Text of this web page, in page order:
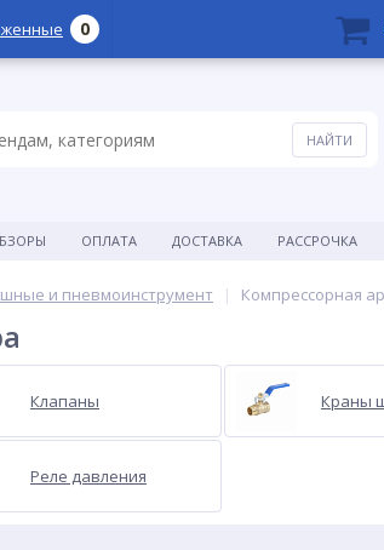
ОПЛАТА ДОСТАВКА РАССРОЧКА
и пневмоинструмент Компрессорная
Клапаны Краны
Реле давления
0